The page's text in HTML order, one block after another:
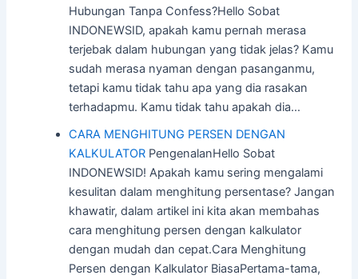
Hubungan Tanpa Confess?Hello Sobat
INDONEWSID, apakah kamu pernah merasa
terjebak dalam hubungan yang tidak jelas? Kamu
sudah merasa nyaman dengan pasanganmu,
tetapi kamu tidak tahu apa yang dia rasakan
terhadapmu. Kamu tidak tahu apakah dia…
CARA MENGHITUNG PERSEN DENGAN
KALKULATOR PengenalanHello Sobat
INDONEWSID! Apakah kamu sering mengalami
kesulitan dalam menghitung persentase? Jangan
khawatir, dalam artikel ini kita akan membahas
cara menghitung persen dengan kalkulator
dengan mudah dan cepat.Cara Menghitung
Persen dengan Kalkulator BiasaPertama-tama,